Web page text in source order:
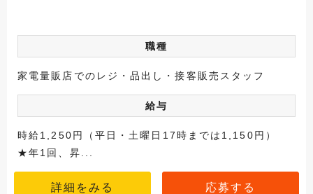
職種
家電量販店でのレジ・品出し・接客販売スタッフ
給与
時給1,250円（平日・土曜日17時までは1,150円）
★年1回、昇...
詳細をみる 応募する